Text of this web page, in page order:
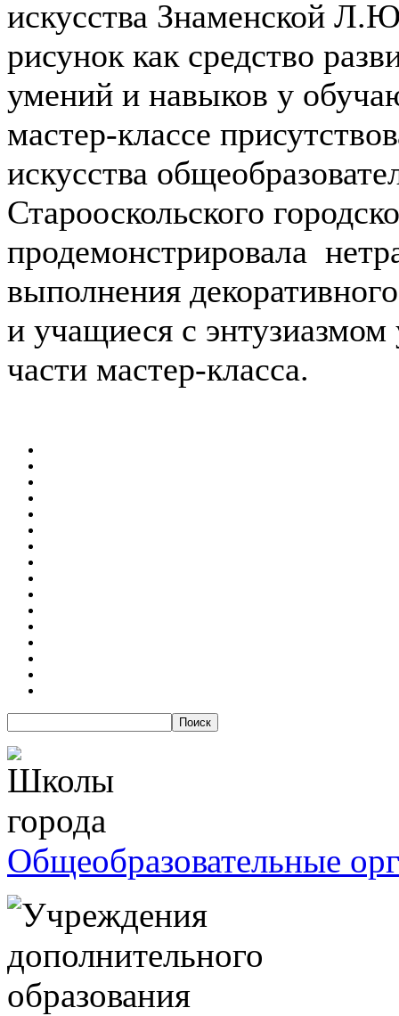
искусства Знаменской
рисунок как средство
умений и навыков у
мастер-классе
искусства
Старооскольского
продемонстрировала
выполнения
и учащиеся с энтузиазмом
части мастер-класса.
Общеобразовательные